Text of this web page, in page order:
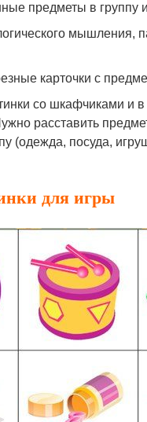
предметы в
мышления,
карточки с
со шкафчиками и
расставить
(одежда, посуда,
для игры